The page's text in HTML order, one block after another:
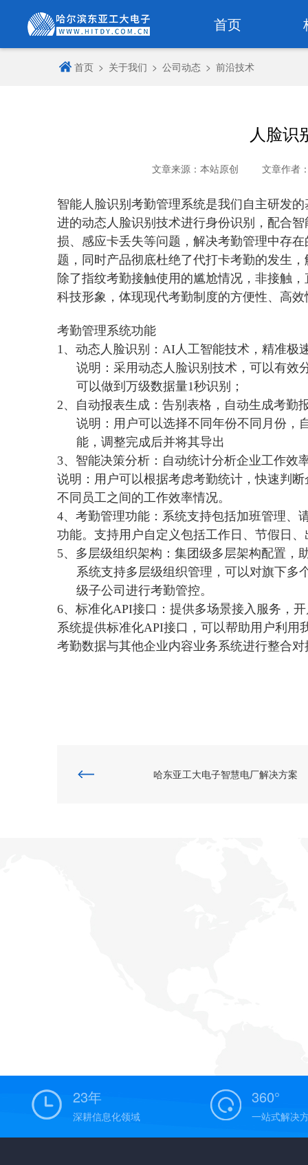
首页
首页 > 关于我们 > 公司动态 > 前沿技术
人脸识
文章来源：本站原创 文章作者
智能人脸识别考勤管理系统是我们自主研发
进的动态人脸识别技术进行身份识别，配合
损、感应卡丢失等问题，解决考勤管理中存
题 ，同时产品彻底杜绝了代打卡考勤的发生
除了指纹考勤接触使用的尴尬情况，非接触
科技形象，体现现代考勤制度的方便性、高
考勤管理系统功能
1、 动态人脸识别： AI人工智能技术，精准极
说明：采用动态人脸识别技术，可以有效
可以做到万级数据量1秒识别；
2、 自动报表生成：告别表格，自动生成考勤
说明：用户可以选择不同年份不同月份，
能，调整完成后并将其导出
3、 智能决策分析：自动统计分析企业工作效
说明：用户可以根据考虑考勤统计，快速判
不同员工之间的工作效率情况。
4、考勤管理功能：系统支持包括加班管理、
功能。支持用户自定义包括工作日、节假日
5、多层级组织架构：集团级多层架构配置，
系统支持多层级组织管理，可以对旗下多
级子公司进行考勤管控。
6、标准化API接口：提供多场景接入服务，
系统提供标准化API接口，可以帮助用户利用
考勤数据与其他企业内容业务系统进行整合
哈东亚工大电子智慧电厂解决方案
23年
深耕信息化领域
360°
一站式解决